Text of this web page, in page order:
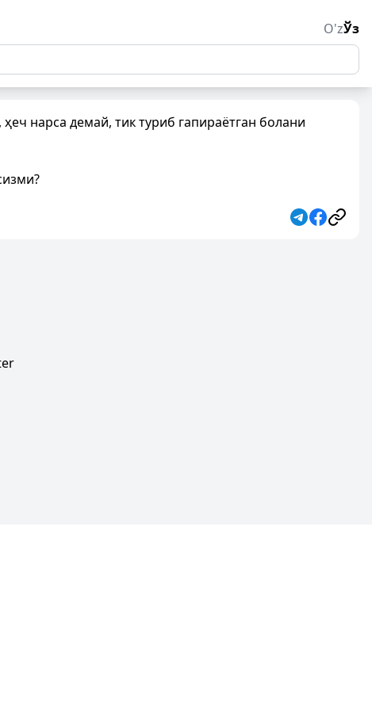
O'zЎз
нарса демай, тик туриб гапираётган болани